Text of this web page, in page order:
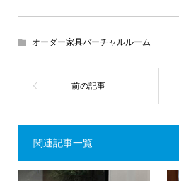
オーダー家具バーチャルルーム
関連記事一覧